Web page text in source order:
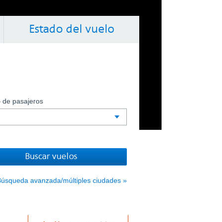
Estado del vuelo
aeropuerto de destino
de pasajeros
la tecla Control junto con las flechas
para navegar por el calendario, use la tecla
avanzada/múltiples ciudades